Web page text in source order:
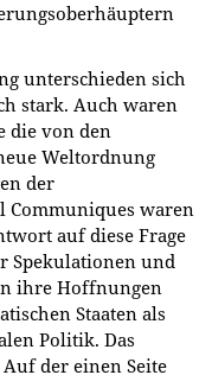
unterschieden sich
stark. Auch waren
die von den
Weltordnung
der
waren
auf diese Frage
Spekulationen und
ihre Hoffnungen
Staaten als
Politik. Das
der einen Seite